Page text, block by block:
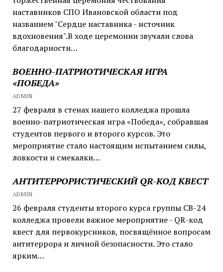
наставников СПО Ивановской области под
названием "Сердце наставника - источник
вдохновения".В ходе церемонии звучали слова
благодарности…
ВОЕННО-ПАТРИОТИЧЕСКАЯ ИГРА
«ПОБЕДА»
ADMIN
27 февраля в стенах нашего колледжа прошла
военно-патриотическая игра «Победа», собравшая
студентов первого и второго курсов. Это
мероприятие стало настоящим испытанием силы,
ловкости и смекалки…
АНТИТЕРРОРИСТИЧЕСКИЙ QR-КОД КВЕСТ
ADMIN
26 февраля студенты второго курса группы СВ-24
колледжа провели важное мероприятие - QR-код
квест для первокурсников, посвящённое вопросам
антитеррора и личной безопасности. Это стало
ярким…